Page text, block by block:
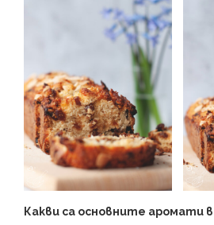
Какви са основните аромати в